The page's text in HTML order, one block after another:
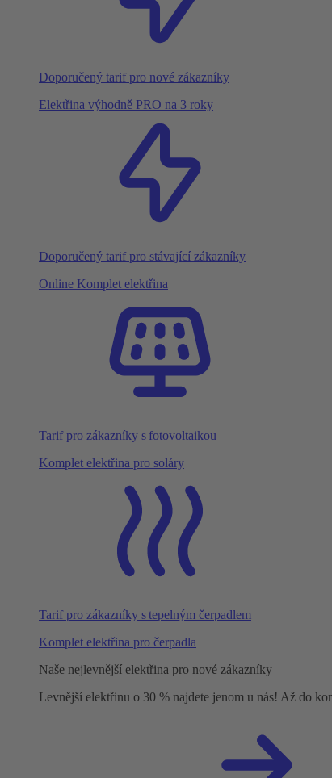
Doporučený tarif pro nové zákazníky
Elektřina výhodně PRO na 3 roky
Doporučený tarif pro stávající zákazníky
Online Komplet elektřina
Tarif pro zákazníky s fotovoltaikou
Komplet elektřina pro soláry
Tarif pro zákazníky s tepelným čerpadlem
Komplet elektřina pro čerpadla
Naše nejlevnější elektřina pro nové zákazníky
Levnější elektřinu o 30 % najdete jenom u nás! Až do